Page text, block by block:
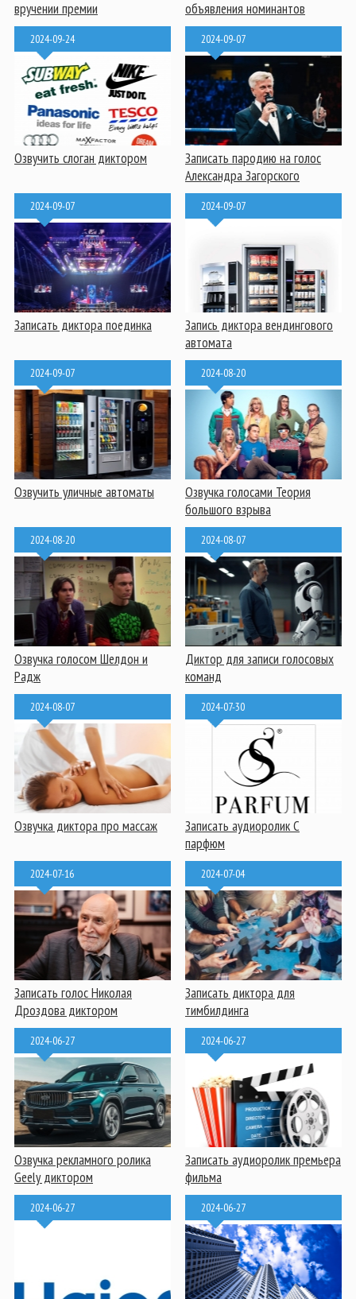
вручении премии
объявления номинантов
2024-09-24
Озвучить слоган диктором
2024-09-07
Записать пародию на голос
Александра Загорского
2024-09-07
Записать диктора поединка
2024-09-07
Запись диктора вендингового
автомата
2024-09-07
Озвучить уличные автоматы
2024-08-20
Озвучка голосами Теория
большого взрыва
2024-08-20
Озвучка голосом Шелдон и
Радж
2024-08-07
Диктор для записи голосовых
команд
2024-08-07
Озвучка диктора про массаж
2024-07-30
Записать аудиоролик С
парфюм
2024-07-16
Записать голос Николая
Дроздова диктором
2024-07-04
Записать диктора для
тимбилдинга
2024-06-27
Озвучка рекламного ролика
Geely диктором
2024-06-27
Записать аудиоролик премьера
фильма
2024-06-27 2024-06-27